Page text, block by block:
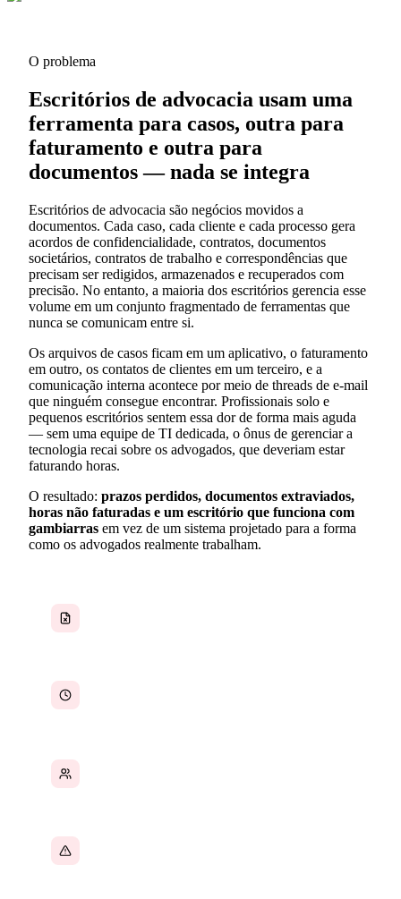
O problema
Escritórios de advocacia usam uma
ferramenta para casos, outra para
faturamento e outra para
documentos — nada se integra
Escritórios de advocacia são negócios movidos a
documentos. Cada caso, cada cliente e cada processo gera
acordos de confidencialidade, contratos, documentos
societários, contratos de trabalho e correspondências que
precisam ser redigidos, armazenados e recuperados com
precisão. No entanto, a maioria dos escritórios gerencia esse
volume em um conjunto fragmentado de ferramentas que
nunca se comunicam entre si.
Os arquivos de casos ficam em um aplicativo, o faturamento
em outro, os contatos de clientes em um terceiro, e a
comunicação interna acontece por meio de threads de e-mail
que ninguém consegue encontrar. Profissionais solo e
pequenos escritórios sentem essa dor de forma mais aguda
— sem uma equipe de TI dedicada, o ônus de gerenciar a
tecnologia recai sobre os advogados, que deveriam estar
faturando horas.
O resultado: prazos perdidos, documentos extraviados,
horas não faturadas e um escritório que funciona com
gambiarras em vez de um sistema projetado para a forma
como os advogados realmente trabalham.